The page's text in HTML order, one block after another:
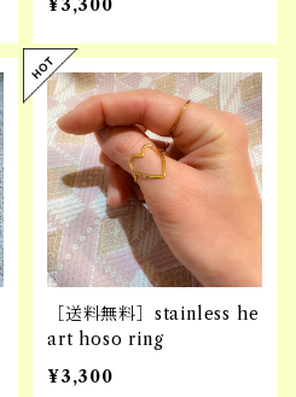
¥3,300
［送料無料］stainless he
art hoso ring
¥3,300